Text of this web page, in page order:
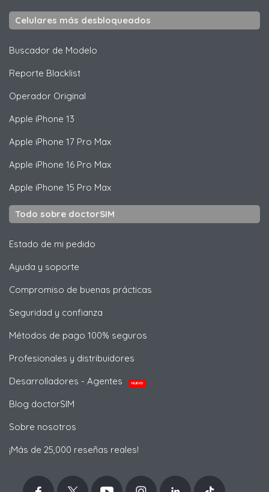
Celulares más desbloqueados
Buscador de Modelo
Reporte Blacklist
Operador Original
Apple iPhone 13
Apple iPhone 17 Pro Max
Apple iPhone 16 Pro Max
Apple iPhone 15 Pro Max
Todo sobre doctorSIM
Estado de mi pedido
Ayuda y soporte
Compromiso de buenas prácticas
Seguridad y confianza
Métodos de pago 100% seguros
Profesionales y distribuidores
Desarrolladores - Agentes
NUEVO
Blog doctorSIM
Sobre nosotros
¡Más de 25,000 reseñas reales!